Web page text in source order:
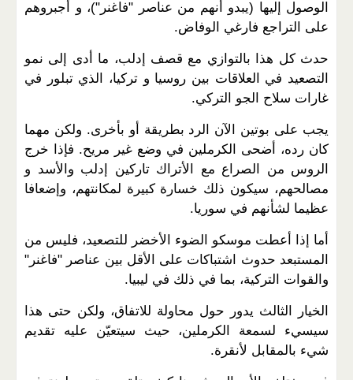
الوصول إليها (يبدو أنهم من عناصر "فاغنر")، و أجبروهم
على التراجع فارغي الوفاض.
حدث كل هذا بالتوازي مع قصف إدلب، ما أدى إلى نمو
التصعيد في العلاقات بين روسيا و تركيا، الذي تبلور في
غارات سلاح الجو التركي.
يجب على بوتين الآن الرد بطريقة أو بأخرى. ولكن مهما
كان رده، أضحى الكرملين في وضع غير مريح. فإذا خرج
الروس من الصراع مع الأتراك تاركين إدلب والأسد و
مصالحهم، سيكون ذلك خسارة كبيرة لمكانتهم، وإضعافا
عظيما لشأنهم في سوريا.
أما إذا أعطت موسكو الضوء الأخضر للتصعيد، فليس من
المستبعد حدوث اشتباكات على الأقل بين عناصر "فاغنر"
والقوات التركية، بما في ذلك في ليبيا.
الخيار الثالث يدور حول محاولة للاتفاق، ولكن حتى هذا
سيسيء لسمعة الكرملين، حيث سيتعيّن عليه تقديم
شيء بالمقابل لأنقرة.